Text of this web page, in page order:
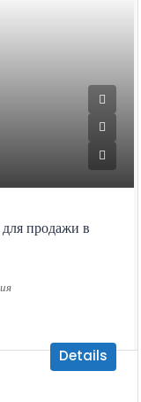
продажи в
Details